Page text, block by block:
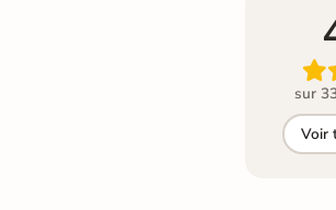
sur
Voir